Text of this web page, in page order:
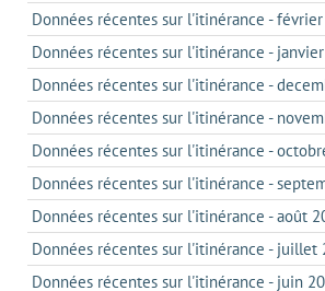
Données récentes sur l'itinérance -
Données récentes sur l'itinérance -
Données récentes sur l'itinérance -
Données récentes sur l'itinérance -
Données récentes sur l'itinérance -
Données récentes sur l'itinérance -
Données récentes sur l'itinérance - août
Données récentes sur l'itinérance - juillet
Données récentes sur l'itinérance - juin